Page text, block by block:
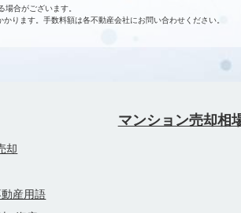
合がございます。
ります。手数料額は各不動産会社にお問い合わせください。
却
産用語
マンション売却相